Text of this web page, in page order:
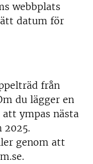
webbplats
datum för
från
du lägger en
ympas nästa
2025.
genom att